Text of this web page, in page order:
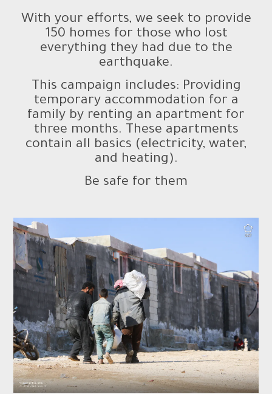
With your efforts, we seek to provide
150 homes for those who lost
everything they had due to the
earthquake.
This campaign includes: Providing
temporary accommodation for a
family by renting an apartment for
three months. These apartments
contain all basics (electricity, water,
and heating).
Be safe for them